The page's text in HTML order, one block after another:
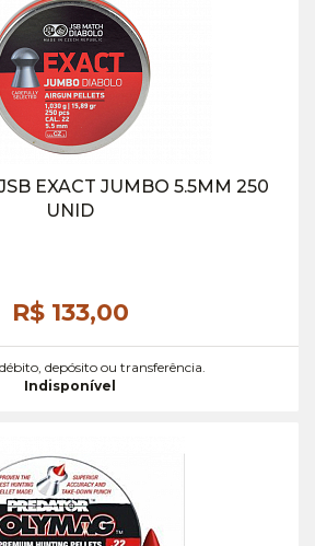
EXACT JUMBO 5.5MM 250
UNID
R$ 133,00
depósito ou transferência.
Indisponível